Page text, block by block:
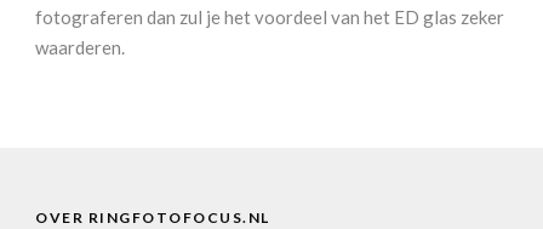
fotograferen dan zul je het voordeel van het ED glas zeker
waarderen.
OVER RINGFOTOFOCUS.NL